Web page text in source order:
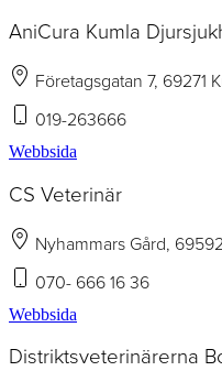
AniCura Kumla
Företagsgatan 7, 69271
019-263666
Webbsida
CS Veterinär
Nyhammars Gård,
070- 666 16 36
Webbsida
Distriktsveterinärerna